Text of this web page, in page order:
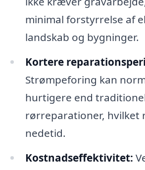
minimal forstyrrelse af
landskab og bygninger.
Kortere
Strømpeforing kan
hurtigere end
rørreparationer, hvilket
nedetid.
Kostnadseffektivitet: